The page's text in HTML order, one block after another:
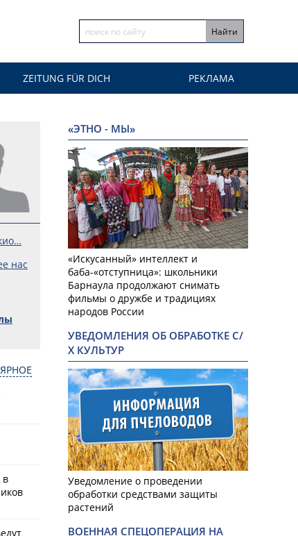
ZEITUNG FÜR DICH РЕКЛАМА
нас
в
«ЭТНО - МЫ»
«Искусанный» интеллект и
баба-«отступница»: школьники
Барнаула продолжают снимать
фильмы о дружбе и традициях
народов России
УВЕДОМЛЕНИЯ ОБ ОБРАБОТКЕ С/
Х КУЛЬТУР
Уведомление о проведении
обработки средствами защиты
растений
ВОЕННАЯ СПЕЦОПЕРАЦИЯ НА